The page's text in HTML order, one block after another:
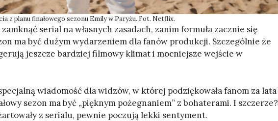
z planu finałowego sezonu Emily w Paryżu. Fot. Netflix.
serial na własnych zasadach, zanim formuła zacznie się
ma być dużym wydarzeniem dla fanów produkcji. Szczególnie że
jeszcze bardziej filmowy klimat i mocniejsze wejście w
wiadomość dla widzów, w której podziękowała fanom za lata
sezon ma być „pięknym pożegnaniem” z bohaterami. I szczerze?
z serialu, pewnie poczują lekki sentyment.